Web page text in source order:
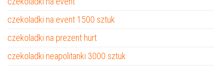
czekoladki na event 1500 sztuk
czekoladki na prezent hurt
czekoladki neapolitanki 3000 sztuk